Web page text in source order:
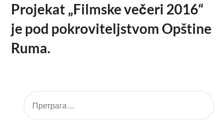
Projekat „Filmske večeri 2016“
je pod pokroviteljstvom Opštine
Ruma.